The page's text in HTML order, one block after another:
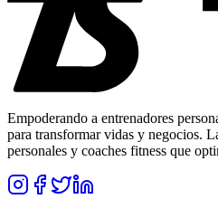
Empoderando a entrenadores
para transformar vidas y negocios.
personales y coaches fitness que